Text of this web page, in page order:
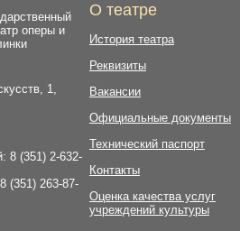
оперы и
1,
8 (351) 2-632-
(351) 263-87-
О театре
История театра
Реквизиты
Вакансии
Официальные документы
Технический паспорт
Контакты
Оценка качества услуг
учреждений культуры